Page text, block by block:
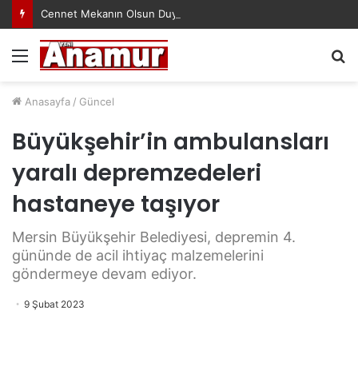
Cennet Mekanın Olsun Duygu Öksüz Canova
Menü
Anasayfa / Güncel
Büyükşehir’in ambulansları
yaralı depremzedeleri
hastaneye taşıyor
Mersin Büyükşehir Belediyesi, depremin 4.
gününde de acil ihtiyaç malzemelerini
göndermeye devam ediyor.
9 Şubat 2023